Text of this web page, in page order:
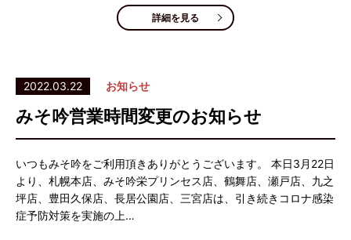
詳細を見る
2022.03.22 お知らせ
みそ吟営業時間変更のお知らせ
いつもみそ吟をご利用頂きありがとうございます。 本日3月22日
より、札幌本店、みそ吟栄プリンセス店、鶴舞店、瀬戸店、九之
坪店、豊田久保店、長居公園店、三宮店は、引き続きコロナ感染
症予防対策を実施の上…